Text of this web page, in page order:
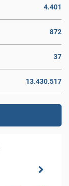
4.401
872
37
13.430.517